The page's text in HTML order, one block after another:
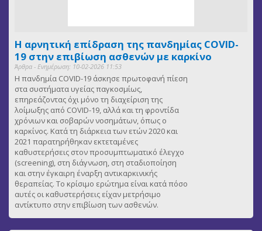
Η αρνητική επίδραση της πανδημίας COVID-
19 στην επιβίωση ασθενών με καρκίνο
Άρθρα - Ενημέρωση: 10-02-2026 11:53
Η πανδημία COVID-19 άσκησε πρωτοφανή πίεση
στα συστήματα υγείας παγκοσμίως,
επηρεάζοντας όχι μόνο τη διαχείριση της
λοίμωξης από COVID-19, αλλά και τη φροντίδα
χρόνιων και σοβαρών νοσημάτων, όπως ο
καρκίνος. Κατά τη διάρκεια των ετών 2020 και
2021 παρατηρήθηκαν εκτεταμένες
καθυστερήσεις στον προσυμπτωματικό έλεγχο
(screening), στη διάγνωση, στη σταδιοποίηση
και στην έγκαιρη έναρξη αντικαρκινικής
θεραπείας. Το κρίσιμο ερώτημα είναι κατά πόσο
αυτές οι καθυστερήσεις είχαν μετρήσιμο
αντίκτυπο στην επιβίωση των ασθενών.